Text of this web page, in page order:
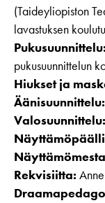
(Taideyliopiston
lavastuksen
Pukusuunnittelu:
pukusuunnittelun
Hiukset ja
Äänisuunnittelu:
Valosuunnittelu:
Rekvisiitta: